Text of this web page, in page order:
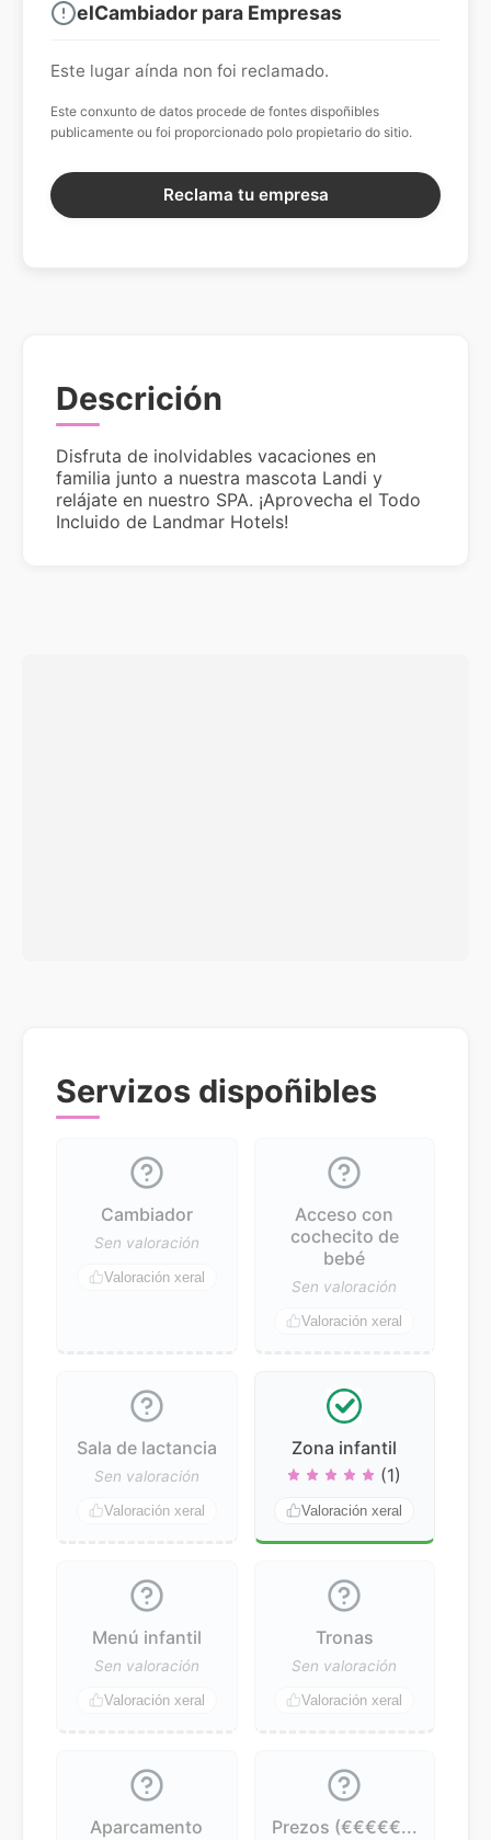
elCambiador para Empresas
Este lugar aínda non foi reclamado.
Este conxunto de datos procede de fontes dispoñibles
publicamente ou foi proporcionado polo propietario do sitio.
Reclama tu empresa
Descrición
Disfruta de inolvidables vacaciones en
familia junto a nuestra mascota Landi y
relájate en nuestro SPA. ¡Aprovecha el Todo
Incluido de Landmar Hotels!
Servizos dispoñibles
Cambiador
Sen valoración
Valoración xeral
Acceso con
cochecito de
bebé
Sen valoración
Valoración xeral
Sala de lactancia
Sen valoración
Valoración xeral
Zona infantil
(1)
Valoración xeral
Menú infantil
Sen valoración
Valoración xeral
Tronas
Sen valoración
Valoración xeral
Aparcamento
Prezos (€€€€€...